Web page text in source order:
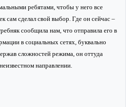
ребятами, чтобы у него все
сам сделал свой выбор. Где он сейчас –
сообщила нам, что отправила его в
в социальных сетях, буквально
сложностей режима, он оттуда
направлении.